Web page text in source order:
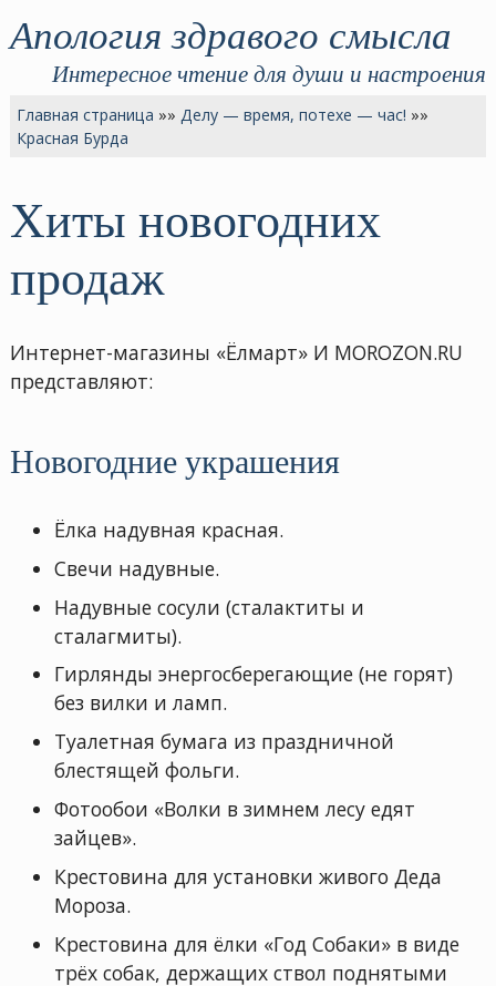
Апология здравого смысла
Интересное чтение для души и настроения
Главная страница »»Делу — время, потехе — час! »»
Красная Бурда
Хиты новогодних
продаж
Интернет-магазины «Ёлмарт» И MOROZON.RU
представляют:
Новогодние украшения
Ёлка надувная красная.
Свечи надувные.
Надувные сосули (сталактиты и
сталагмиты).
Гирлянды энергосберегающие (не горят)
без вилки и ламп.
Туалетная бумага из праздничной
блестящей фольги.
Фотообои «Волки в зимнем лесу едят
зайцев».
Крестовина для установки живого Деда
Мороза.
Крестовина для ёлки «Год Собаки» в виде
трёх собак, держащих ствол поднятыми